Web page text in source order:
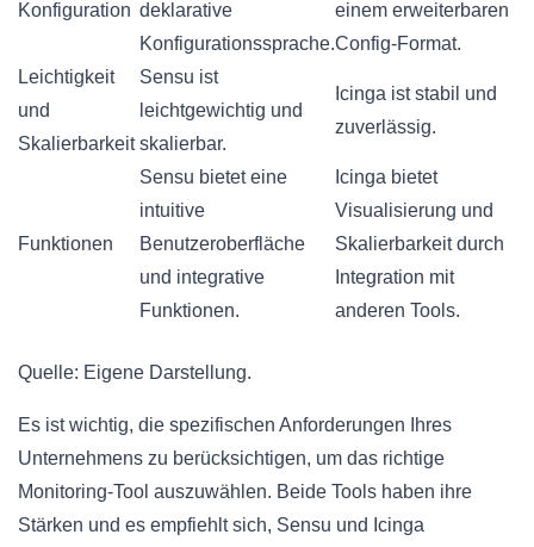
Konfiguration deklarative
Konfigurationssprache.
einem erweiterbaren
Config-Format.
Leichtigkeit
und
Skalierbarkeit
Sensu ist
leichtgewichtig und
skalierbar.
Icinga ist stabil und
zuverlässig.
Funktionen
Sensu bietet eine
intuitive
Benutzeroberfläche
und integrative
Funktionen.
Icinga bietet
Visualisierung und
Skalierbarkeit durch
Integration mit
anderen Tools.
Quelle: Eigene Darstellung.
Es ist wichtig, die spezifischen Anforderungen Ihres
Unternehmens zu berücksichtigen, um das richtige
Monitoring-Tool auszuwählen. Beide Tools haben ihre
Stärken und es empfiehlt sich, Sensu und Icinga